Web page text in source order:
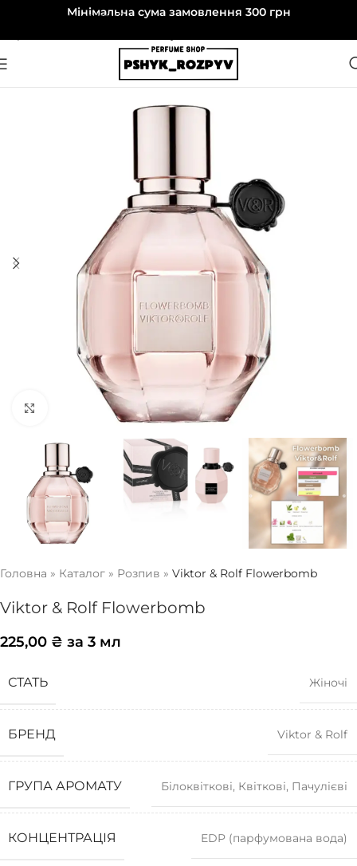
Перейти до навігаціїМінімальна сума замовлення 300 грн
Натисніть, щоб збільшити
Головна » Каталог » Розпив » Viktor & Rolf Flowerbomb
Viktor & Rolf Flowerbomb
225,00 ₴ за 3 мл
СТАТЬ Жіночі
БРЕНД Viktor & Rolf
ГРУПА АРОМАТУ Білоквіткові, Квіткові, Пачулієві
КОНЦЕНТРАЦІЯ EDP (парфумована вода)